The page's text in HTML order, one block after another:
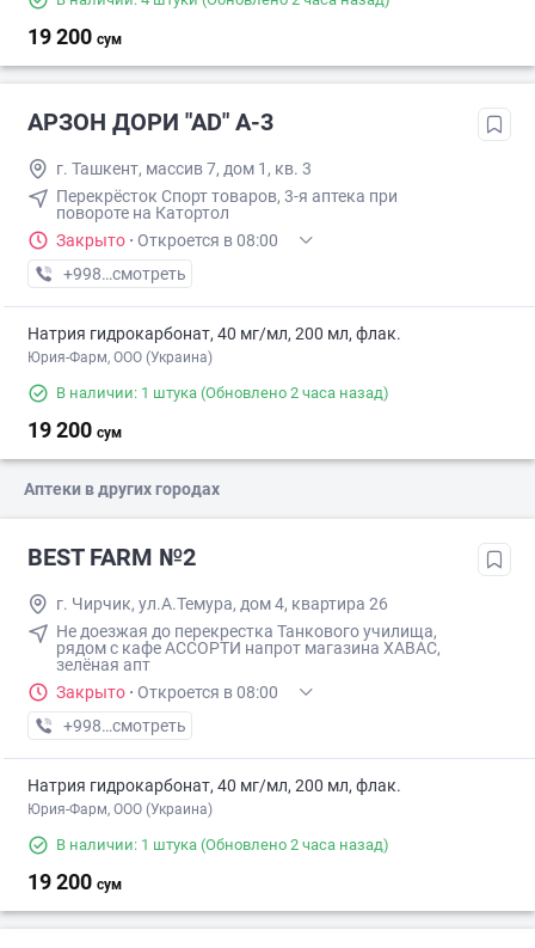
19 200 сум
АРЗОН ДОРИ "АD" А-3
г. Ташкент, массив 7, дом 1, кв. 3
Перекрёсток Спорт товаров, 3-я аптека при
повороте на Катортол
Закрыто · Откроется в 08:00
+998 (94) XXX-XX-XX
смотреть
Натрия гидрокарбонат, 40 мг/мл, 200 мл, флак.
Юрия-Фарм, ООО (Украина)
В наличии: 1 штука (Обновлено 2 часа назад)
19 200 сум
Аптеки в других городах
BEST FARM №2
г. Чирчик, ул.А.Темура, дом 4, квартира 26
Не доезжая до перекрестка Танкового училища,
рядом с кафе АССОРТИ напрот магазина ХАВАС,
зелёная апт
Закрыто · Откроется в 08:00
+998 (71) XXX-XX-XX
смотреть
Натрия гидрокарбонат, 40 мг/мл, 200 мл, флак.
Юрия-Фарм, ООО (Украина)
В наличии: 1 штука (Обновлено 2 часа назад)
19 200 сум